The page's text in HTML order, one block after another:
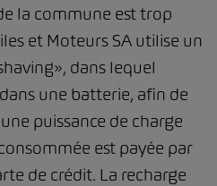
la commune est trop
et Moteurs SA utilise un
dans lequel
une batterie, afin de
puissance de charge
est payée par
de crédit. La recharge